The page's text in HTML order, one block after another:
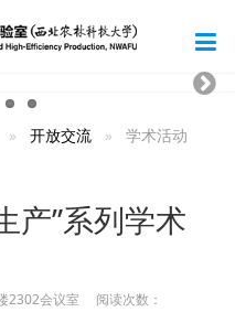
开放交流 学术活动
产”系列学术
会议室 阅读次数：